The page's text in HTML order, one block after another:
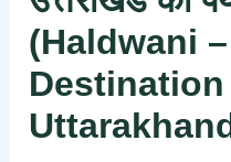
(Haldwani